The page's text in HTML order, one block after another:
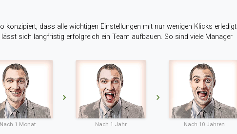
dass alle wichtigen Einstellungen mit nur wenigen Klicks erledigt
sich langfristig erfolgreich ein Team aufbauen. So sind viele Manager
Nach 1 Monat Nach 1 Jahr Nach 10 Jahren